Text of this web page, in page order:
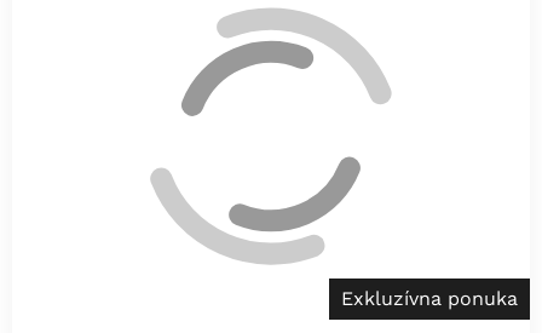
Exkluzívna ponuka